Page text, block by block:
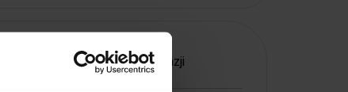
Głowica do Microdermabrazji